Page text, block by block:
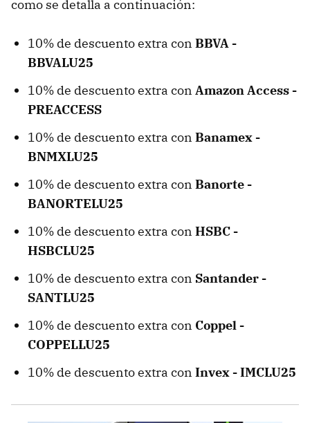
como se detalla a continuación:
10% de descuento extra con BBVA -
BBVALU25
10% de descuento extra con Amazon Access -
PREACCESS
10% de descuento extra con Banamex -
BNMXLU25
10% de descuento extra con Banorte -
BANORTELU25
10% de descuento extra con HSBC -
HSBCLU25
10% de descuento extra con Santander -
SANTLU25
10% de descuento extra con Coppel -
COPPELLU25
10% de descuento extra con Invex - IMCLU25